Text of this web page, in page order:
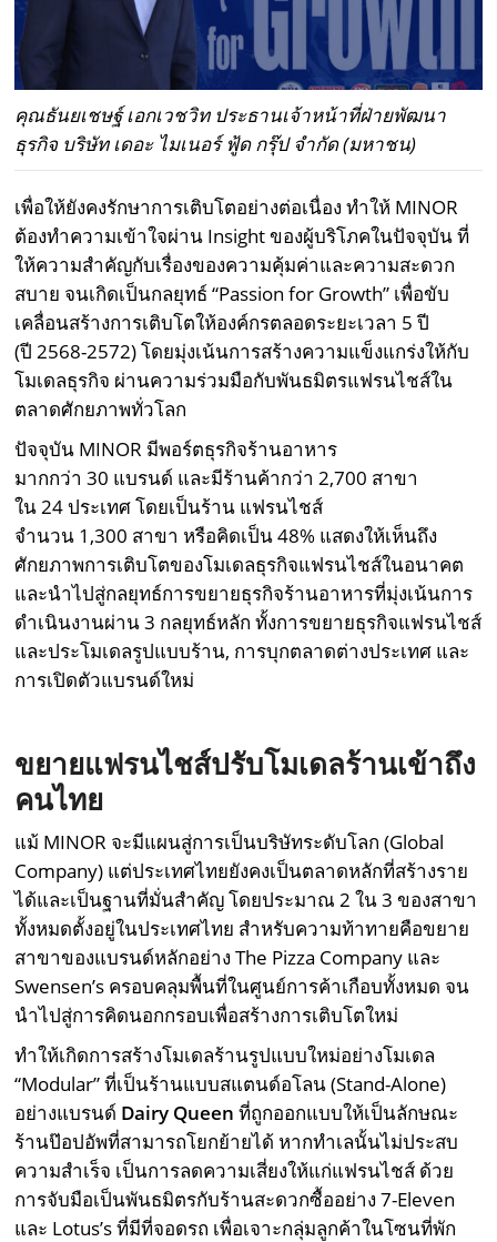
คุณธันยเชษฐ์ เอกเวชวิท ประธานเจ้าหน้าที่ฝ่ายพัฒนา
ธุรกิจ บริษัท เดอะ ไมเนอร์ ฟู้ด กรุ๊ป จำกัด (มหาชน)
เพื่อให้ยังคงรักษาการเติบโตอย่างต่อเนื่อง ทำให้ MINOR
ต้องทำความเข้าใจผ่าน Insight ของผู้บริโภคในปัจจุบัน ที่
ให้ความสำคัญกับเรื่องของความคุ้มค่าและความสะดวก
สบาย จนเกิดเป็นกลยุทธ์ “Passion for Growth” เพื่อขับ
เคลื่อนสร้างการเติบโตให้องค์กรตลอดระยะเวลา 5 ปี
(ปี 2568-2572) โดยมุ่งเน้นการสร้างความแข็งแกร่งให้กับ
โมเดลธุรกิจ ผ่านความร่วมมือกับพันธมิตรแฟรนไชส์ใน
ตลาดศักยภาพทั่วโลก
ปัจจุบัน MINOR มีพอร์ตธุรกิจร้านอาหาร
มากกว่า 30 แบรนด์ และมีร้านค้ากว่า 2,700 สาขา
ใน 24 ประเทศ โดยเป็นร้าน แฟรนไชส์
จำนวน 1,300 สาขา หรือคิดเป็น 48% แสดงให้เห็นถึง
ศักยภาพการเติบโตของโมเดลธุรกิจแฟรนไชส์ในอนาคต
และนำไปสู่กลยุทธ์การขยายธุรกิจร้านอาหารที่มุ่งเน้นการ
ดำเนินงานผ่าน 3 กลยุทธ์หลัก ทั้งการขยายธุรกิจแฟรนไชส์
และประโมเดลรูปแบบร้าน, การบุกตลาดต่างประเทศ และ
การเปิดตัวแบรนด์ใหม่
ขยายแฟรนไชส์ปรับโมเดลร้านเข้าถึง
คนไทย
แม้ MINOR จะมีแผนสู่การเป็นบริษัทระดับโลก (Global
Company) แต่ประเทศไทยยังคงเป็นตลาดหลักที่สร้างราย
ได้และเป็นฐานที่มั่นสำคัญ โดยประมาณ 2 ใน 3 ของสาขา
ทั้งหมดตั้งอยู่ในประเทศไทย สำหรับความท้าทายคือขยาย
สาขาของแบรนด์หลักอย่าง The Pizza Company และ
Swensen’s ครอบคลุมพื้นที่ในศูนย์การค้าเกือบทั้งหมด จน
นำไปสู่การคิดนอกกรอบเพื่อสร้างการเติบโตใหม่
ทำให้เกิดการสร้างโมเดลร้านรูปแบบใหม่อย่างโมเดล
“Modular” ที่เป็นร้านแบบสแตนด์อโลน (Stand-Alone)
อย่างแบรนด์ Dairy Queen ที่ถูกออกแบบให้เป็นลักษณะ
ร้านป๊อปอัพที่สามารถโยกย้ายได้ หากทำเลนั้นไม่ประสบ
ความสำเร็จ เป็นการลดความเสี่ยงให้แก่แฟรนไชส์ ด้วย
การจับมือเป็นพันธมิตรกับร้านสะดวกซื้ออย่าง 7-Eleven
และ Lotus’s ที่มีที่จอดรถ เพื่อเจาะกลุ่มลูกค้าในโซนที่พัก